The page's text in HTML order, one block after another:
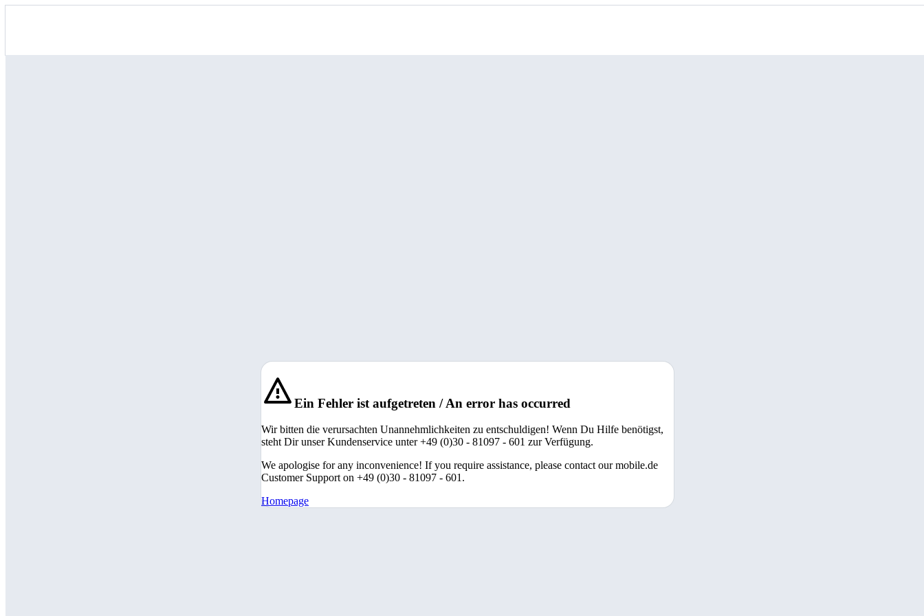
Ein Fehler ist aufgetreten / An error has occurred
Wir bitten die verursachten Unannehmlichkeiten zu entschuldigen! Wenn Du Hilfe benötigst,
steht Dir unser Kundenservice unter +49 (0)30 - 81097 - 601 zur Verfügung.
We apologise for any inconvenience! If you require assistance, please contact our mobile.de
Customer Support on +49 (0)30 - 81097 - 601.
Homepage